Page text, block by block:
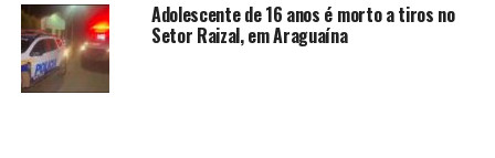
Adolescente de 16 anos é morto a tiros no
Setor Raizal, em Araguaína